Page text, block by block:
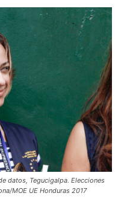
datos, Tegucigalpa. Elecciones
MOE UE Honduras 2017